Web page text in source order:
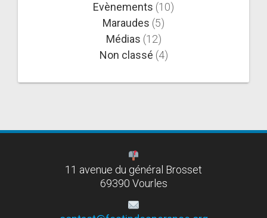
Evènements (10)
Maraudes (5)
Médias (12)
Non classé (4)
11 avenue du général Brosset
69390 Vourles